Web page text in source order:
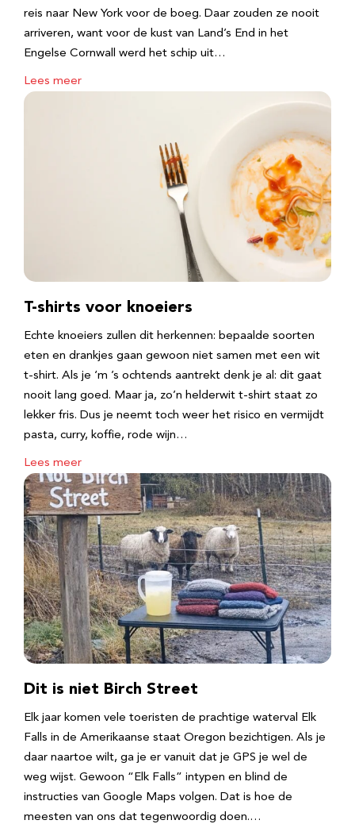
reis naar New York voor de boeg. Daar zouden ze nooit
arriveren, want voor de kust van Land’s End in het
Engelse Cornwall werd het schip uit…
Lees meer
T-shirts voor knoeiers
Echte knoeiers zullen dit herkennen: bepaalde soorten
eten en drankjes gaan gewoon niet samen met een wit
t-shirt. Als je ‘m ’s ochtends aantrekt denk je al: dit gaat
nooit lang goed. Maar ja, zo’n helderwit t-shirt staat zo
lekker fris. Dus je neemt toch weer het risico en vermijdt
pasta, curry, koffie, rode wijn…
Lees meer
Dit is niet Birch Street
Elk jaar komen vele toeristen de prachtige waterval Elk
Falls in de Amerikaanse staat Oregon bezichtigen. Als je
daar naartoe wilt, ga je er vanuit dat je GPS je wel de
weg wijst. Gewoon “Elk Falls” intypen en blind de
instructies van Google Maps volgen. Dat is hoe de
meesten van ons dat tegenwoordig doen.…